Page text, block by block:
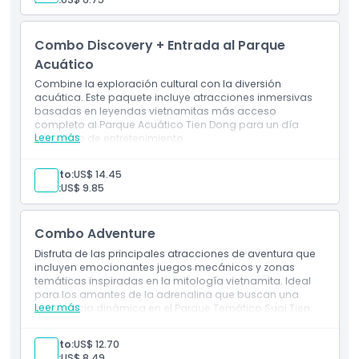
Entrada a: Productos de la Granja Suoi Tien
1 boleto(s) de Masaje de Peces
1 boleto(s) al Palacio Real Dorado
Combo Discovery + Entrada al Parque
Acuático
Combine la exploración cultural con la diversión
acuática. Este paquete incluye atracciones inmersivas
basadas en leyendas vietnamitas más acceso
completo al Parque Acuático Tien Dong para un día
completo de entretenimiento.
Leer más
Entrada a: Parque Temático Suoi Tien
1 boleto(s) de Tren Turístico
Entrada a: Productos de la Granja Suoi Tien
1 boleto(s) para Masaje con Peces
1 boleto(s) para El Palacio Real Dorado
1 boleto(s) para Parque Acuático
Adulto:US$ 14.45
Niño:US$ 9.85
Combo Adventure
Disfruta de las principales atracciones de aventura que
incluyen emocionantes juegos mecánicos y zonas
temáticas inspiradas en la mitología vietnamita. Ideal
para los amantes de la adrenalina que buscan una
experiencia dinámica en el Parque Temático Suoi Tien.
Leer más
Entrada a: Parque Temático Suoi Tien
1 billete(s) de Taxi Turístico
Adulto:US$ 12.70